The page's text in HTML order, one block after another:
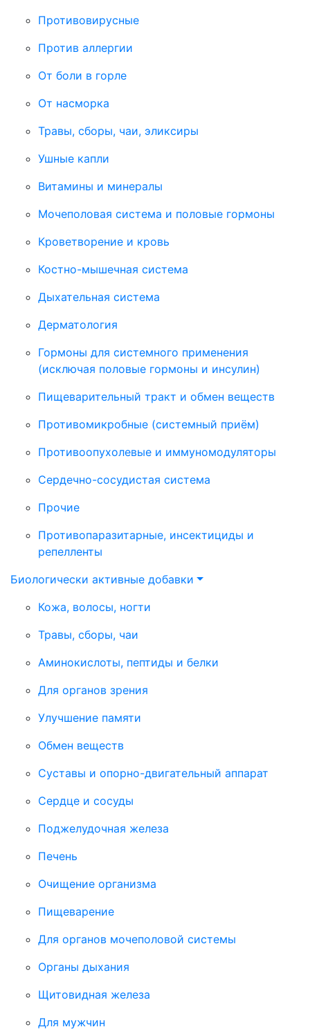
Противовирусные
Против аллергии
От боли в горле
От насморка
Травы, сборы, чаи, эликсиры
Ушные капли
Витамины и минералы
Мочеполовая система и половые гормоны
Кроветворение и кровь
Костно-мышечная система
Дыхательная система
Дерматология
Гормоны для системного применения
(исключая половые гормоны и инсулин)
Пищеварительный тракт и обмен веществ
Противомикробные (системный приём)
Противоопухолевые и иммуномодуляторы
Сердечно-сосудистая система
Прочие
Противопаразитарные, инсектициды и
репелленты
Биологически активные добавки
Кожа, волосы, ногти
Травы, сборы, чаи
Аминокислоты, пептиды и белки
Для органов зрения
Улучшение памяти
Обмен веществ
Суставы и опорно-двигательный аппарат
Сердце и сосуды
Поджелудочная железа
Печень
Очищение организма
Пищеварение
Для органов мочеполовой системы
Органы дыхания
Щитовидная железа
Для мужчин